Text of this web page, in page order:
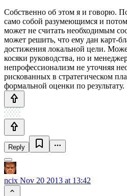
Собственно об этом я и говорю.
само собой разумеющимся и
может не считать необходимым
может решить, что ему дан карт-
достижения локальной цели.
косяки руководства, но и
непрофессионализм не уточняя
рискованных в стратегическом
формальной оценки по результату.
Reply
ncix Nov 20 2013 at 13:42